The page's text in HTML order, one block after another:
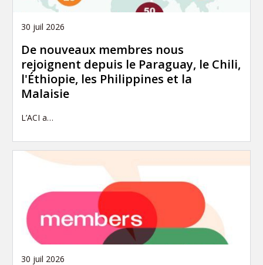
30 juil 2026
De nouveaux membres nous
rejoignent depuis le Paraguay, le Chili,
l'Éthiopie, les Philippines et la
Malaisie
L’ACI a…
30 juil 2026